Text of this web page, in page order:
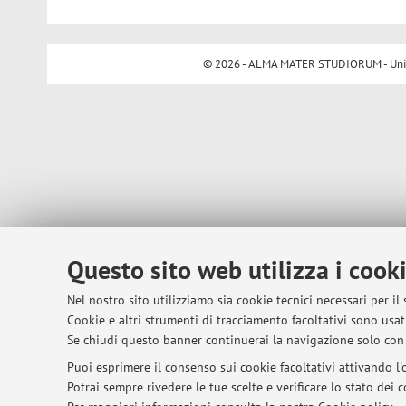
Questo sito web utilizza i
Nel nostro sito utilizziamo sia cookie tecnici necessari per
Cookie e altri strumenti di tracciamento facoltativi sono
Se chiudi questo banner continuerai la navigazione solo
Puoi esprimere il consenso sui cookie facoltativi attivando
Potrai sempre rivedere le tue scelte e verificare lo stato dei
© 2026 - ALMA MATER STUDIORUM -